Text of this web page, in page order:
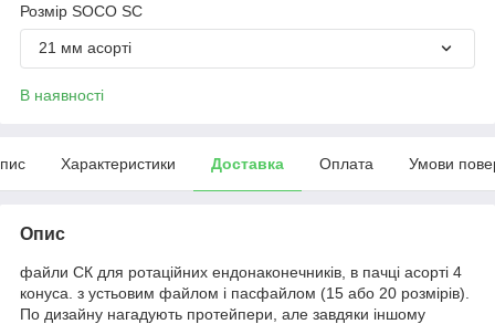
Розмір SOCO SC
21 мм асорті
В наявності
Характеристики Доставка Оплата Умови
Опис
файли СК для ротаційних ендонаконечників, в пачці асорті 4
конуса. з устьовим файлом і пасфайлом (15 або 20 розмірів).
По дизайну нагадують протейпери, але завдяки іншому